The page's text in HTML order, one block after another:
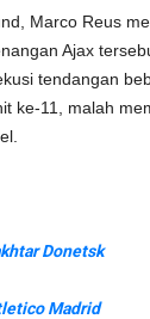
Marco Reus
Ajax
tendangan
ke-11, malah
Donetsk
Madrid